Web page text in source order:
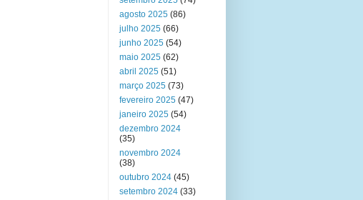
agosto 2025 (86)
julho 2025 (66)
junho 2025 (54)
maio 2025 (62)
abril 2025 (51)
março 2025 (73)
fevereiro 2025 (47)
janeiro 2025 (54)
dezembro 2024
(35)
novembro 2024
(38)
outubro 2024 (45)
setembro 2024 (33)